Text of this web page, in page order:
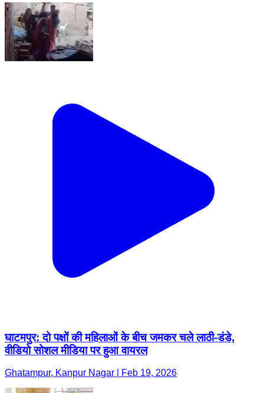
घाटमपुर: दो पक्षों की महिलाओं के बीच जमकर चले लाठी-डंडे,
वीडियो सोशल मीडिया पर हुआ वायरल
Ghatampur, Kanpur Nagar | Feb 19, 2026